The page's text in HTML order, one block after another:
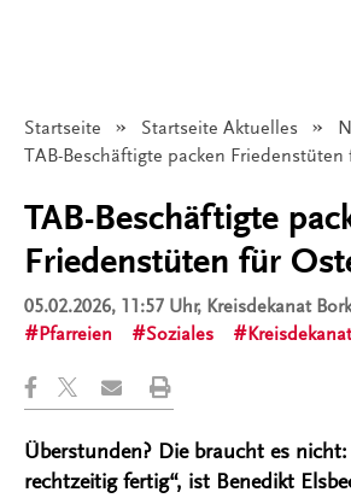
Startseite Startseite Aktuelles
Angezeigt:
TAB-Beschäftigte packen Friedenstüten
TAB-Beschäftigte
Friedenstüten für
05.02.2026, 11:57 Uhr, Kreisdekanat
Pfarreien
Soziales
Überstunden? Die braucht es nicht:
rechtzeitig fertig“, ist Benedikt